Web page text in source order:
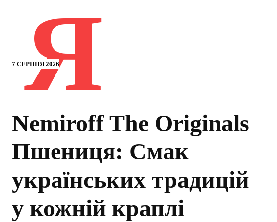
7 СЕРПНЯ 2026
Я
Nemiroff The Originals
Пшениця: Смак
українських традицій
у кожній краплі